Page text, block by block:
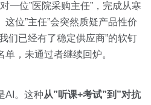
一位”医院采购主任”，完成从寒
位”主任”会突然质疑产品性价
们已经有了稳定供应商”的软钉
，未通过者继续回炉。
AI。这种从”听课+考试”到”对抗